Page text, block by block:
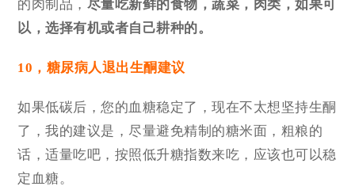
的肉制品， 尽量吃新鲜的食物，蔬菜，肉类，如果可
以，选择有机或者自己耕种的。
10，糖尿病人退出生酮建议
如果低碳后，您的血糖稳定了，现在不太想坚持生酮
了，我的建议是，尽量避免精制的糖米面，粗粮的
话，适量吃吧，按照低升糖指数来吃，应该也可以稳
定血糖。